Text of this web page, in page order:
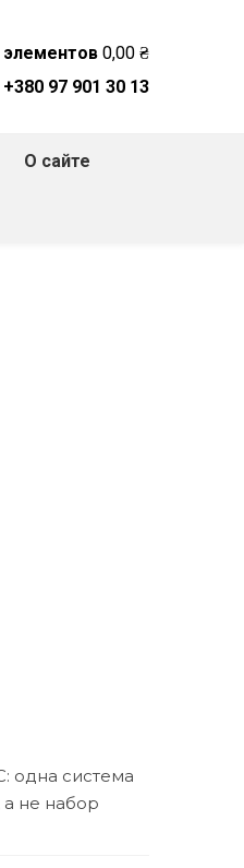
элементов 0,00 ₴
+380 97 901 30 13
О сайте
одна система
не набор